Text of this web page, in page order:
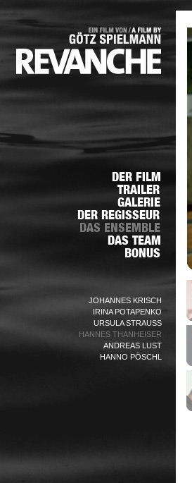
JOHANNES KRISCH
IRINA POTAPENKO
URSULA STRAUSS
HANNES THANHEISER
ANDREAS LUST
HANNO PÖSCHL